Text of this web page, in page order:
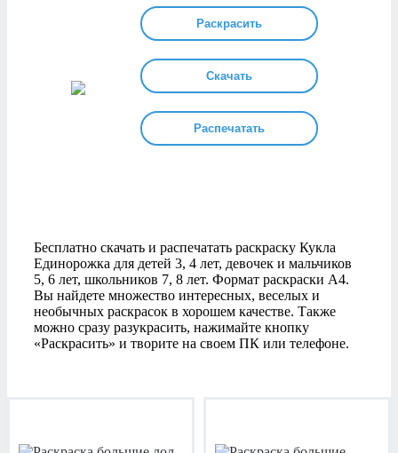
Раскрасить
Скачать
Распечатать
Бесплатно скачать и распечатать раскраску Кукла
Единорожка для детей 3, 4 лет, девочек и мальчиков
5, 6 лет, школьников 7, 8 лет. Формат раскраски А4.
Вы найдете множество интересных, веселых и
необычных раскрасок в хорошем качестве. Также
можно сразу разукрасить, нажимайте кнопку
«Раскрасить» и творите на своем ПК или телефоне.